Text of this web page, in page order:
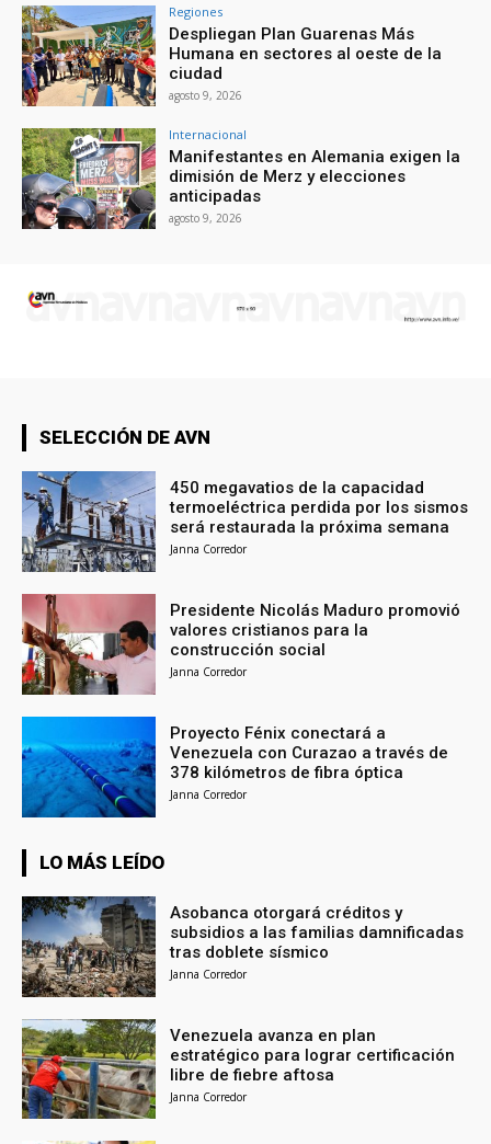
Regiones
Despliegan Plan Guarenas Más
Humana en sectores al oeste de la
ciudad
agosto 9, 2026
Internacional
Manifestantes en Alemania exigen la
dimisión de Merz y elecciones
anticipadas
agosto 9, 2026
SELECCIÓN DE AVN
450 megavatios de la capacidad
termoeléctrica perdida por los sismos
será restaurada la próxima semana
Janna Corredor
Presidente Nicolás Maduro promovió
valores cristianos para la
construcción social
Janna Corredor
Proyecto Fénix conectará a
Venezuela con Curazao a través de
378 kilómetros de fibra óptica
Janna Corredor
LO MÁS LEÍDO
Asobanca otorgará créditos y
subsidios a las familias damnificadas
tras doblete sísmico
Janna Corredor
Venezuela avanza en plan
estratégico para lograr certificación
libre de fiebre aftosa
Janna Corredor